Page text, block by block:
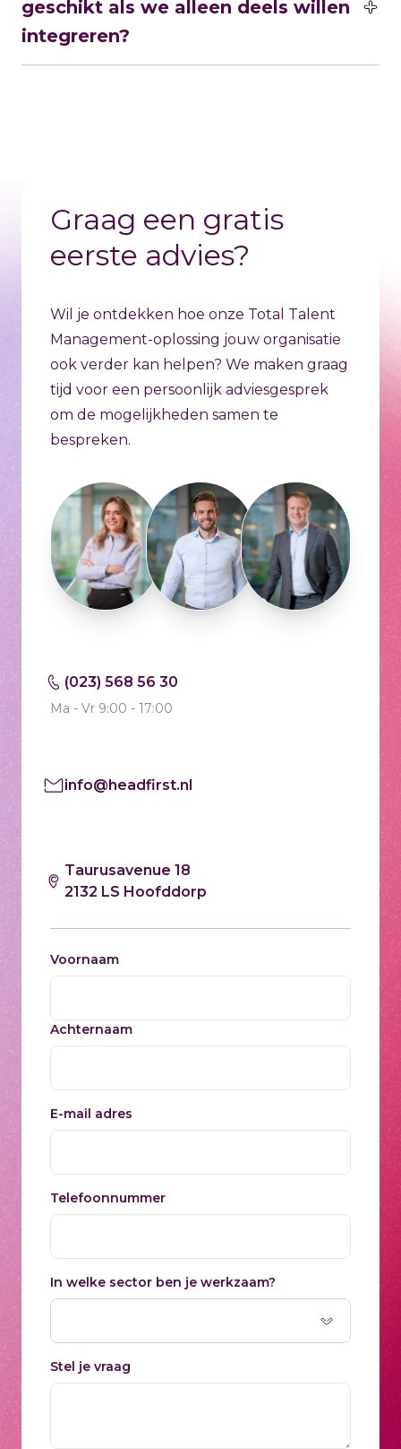
Snellere invulling van vacatures en betere
matches
vaste als tijdelijke medewerkers inzetten. Vooral
organisaties met complexe
personeelsvraagstukken, uiteenlopende
geschikt als we alleen deels willen
integreren?
Graag een gratis
eerste advies?
Wil je ontdekken hoe onze Total Talent
Management-oplossing jouw organisatie
ook verder kan helpen? We maken graag
tijd voor een persoonlijk adviesgesprek
om de mogelijkheden samen te
bespreken.
(023) 568 56 30
Ma - Vr 9:00 - 17:00
info@headfirst.nl
Taurusavenue 18
2132 LS Hoofddorp
Voornaam
Achternaam
E-mail adres
Telefoonnummer
In welke sector ben je werkzaam?
Stel je vraag